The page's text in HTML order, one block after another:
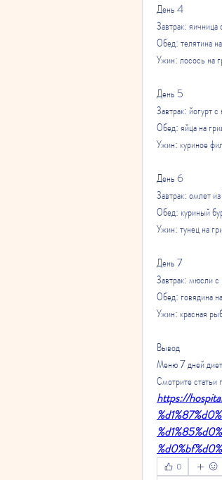
День 4
Завтрак:
Обед: телятина
Ужин: лосось на
День 5
Завтрак: йогурт
Обед: яйца на
Ужин: куриное
День 6
Завтрак: омлет
Обед: куриный
Ужин: тунец на
День 7
Завтрак: мюсли
Обед: говядина
Ужин: красная
Вывод
Меню 7 дней
Смотрите
https://
0